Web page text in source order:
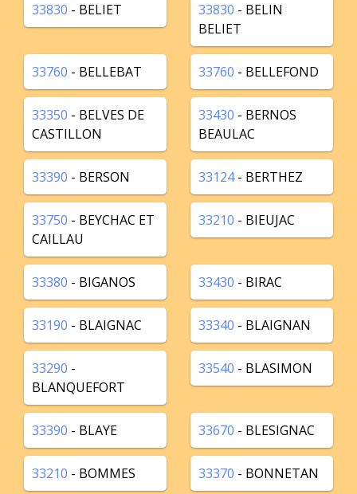
33830 - BELIET 33830 - BELIN
BELIET
33760 - BELLEBAT 33760 - BELLEFOND
33350 - BELVES DE
CASTILLON
33430 - BERNOS
BEAULAC
33390 - BERSON 33124- BERTHEZ
33750 - BEYCHAC ET
CAILLAU
33210 - BIEUJAC
33380 - BIGANOS 33430 - BIRAC
33190 - BLAIGNAC 33340 - BLAIGNAN
33290 -
BLANQUEFORT
33540 - BLASIMON
33390 - BLAYE 33670 - BLESIGNAC
33210 - BOMMES 33370 - BONNETAN